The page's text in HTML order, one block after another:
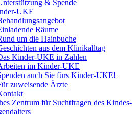
& Spende
UKE
Räume
um die Hainbuche
aus dem Klinikalltag
Kinder-UKE in Zahlen
im Kinder-UKE
auch Sie fürs Kinder-UKE!
zuweisende Ärzte
Zentrum für Suchtfragen des Kindes-